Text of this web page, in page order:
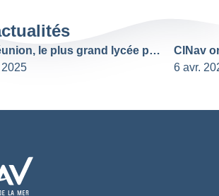
À La Réunion, le plus grand lycée professionnel de France se tourne vers les métiers maritimes : interview de la proviseure
6 avr.